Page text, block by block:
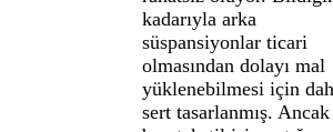
kadarıyla arka
süspansiyonlar ticari
olmasından dolayı mal
yüklenebilmesi için
sert tasarlanmış. Ancak